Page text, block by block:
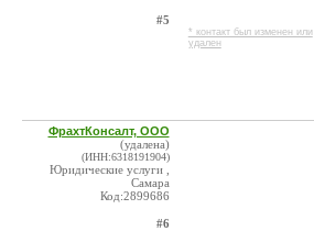
#5
* контакт был изменен или
удален
ФрахтКонсалт, ООО
(удалена)
(ИНН:6318191904)
Юридические услуги ,
Самара
Код:2899686
#6